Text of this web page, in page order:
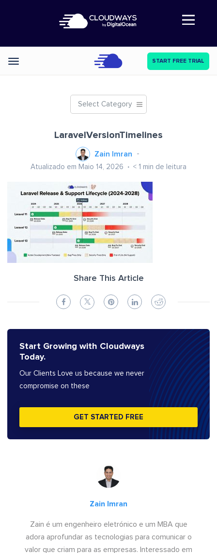
Abre a navegação
Categories START FREE TRIAL
Select Category
LaravelVersionTimelines
Zain Imran
Atualizado em Maio 14, 2026 < 1 min de leitura
Share This Article
Start Growing with Cloudways
Today.
Our Clients Love us because we never
compromise on these
GET STARTED FREE
Zain Imran
Zain é um engenheiro eletrónico e um MBA que
adora aprofundar as tecnologias para comunicar o
valor que criam para as empresas. Interessado em